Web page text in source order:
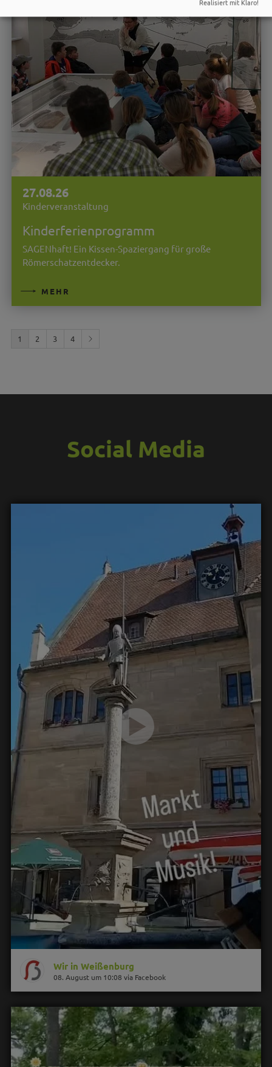
27.08.26
Kinderveranstaltung
Kinderferienprogramm
SAGENhaft! Ein Kissen-Spaziergang für große
Römerschatzentdecker.
MEHR
1 2 3 4
Social Media
Wir in Weißenburg
08. August um 10:08 via Facebook
Realisiert mit Klaro!